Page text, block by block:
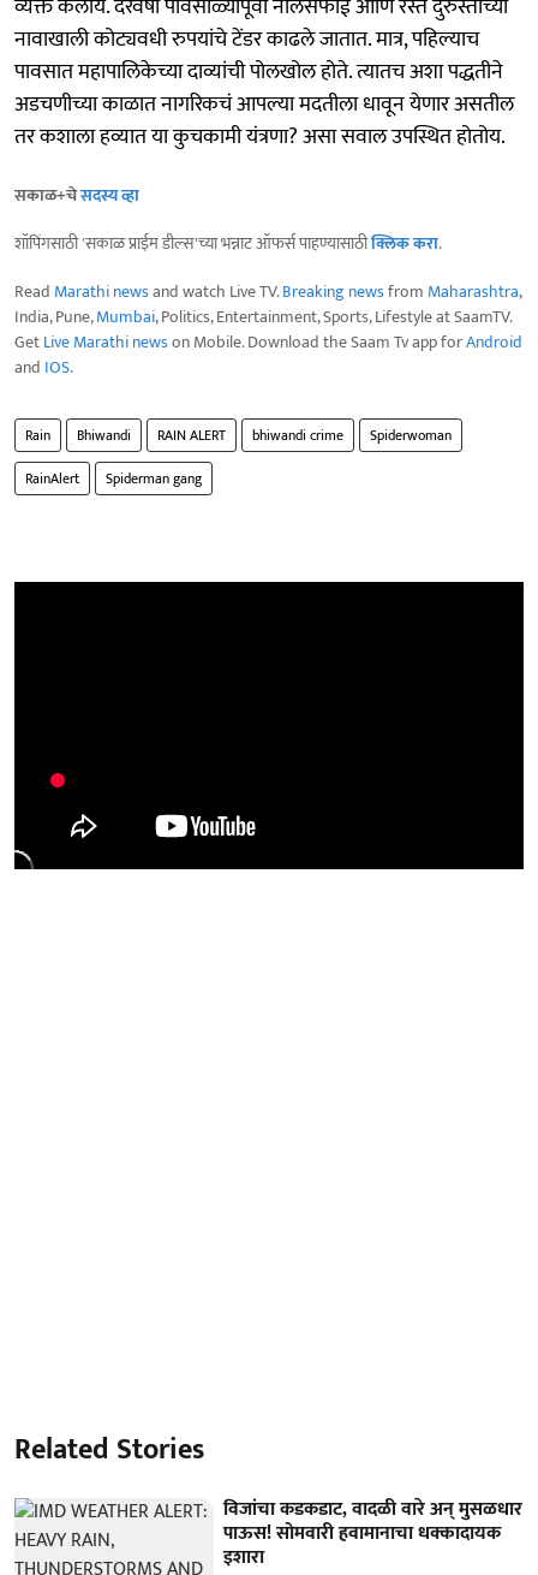
व्यक्त केलाय. दरवर्षी पावसाळ्यापूर्वी नालेसफाई आणि रस्ते दुरुस्तीच्या
नावाखाली कोट्यवधी रुपयांचे टेंडर काढले जातात. मात्र, पहिल्याच
पावसात महापालिकेच्या दाव्यांची पोलखोल होते. त्यातच अशा पद्धतीने
अडचणीच्या काळात नागरिकचं आपल्या मदतीला धावून येणार असतील
तर कशाला हव्यात या कुचकामी यंत्रणा? असा सवाल उपस्थित होतोय.
सकाळ+चेसदस्य व्हा
शॉपिंगसाठी 'सकाळ प्राईम डील्स'च्या भन्नाट ऑफर्स पाहण्यासाठीक्लिक करा.
Read Marathi newsand watch Live TV.Breaking newsfrom Maharashtra,
India, Pune,Mumbai, Politics, Entertainment, Sports, Lifestyle at SaamTV.
GetLive Marathi newson Mobile. Download the Saam Tv app forAndroid
and IOS.
Rain Bhiwandi RAIN ALERT bhiwandi crime
Spiderwoman
RainAlert
Spiderman gang
Related Stories
विजांचा कडकडाट, वादळी वारे अन् मुसळधार
पाऊस! सोमवारी हवामानाचा धक्कादायक
इशारा